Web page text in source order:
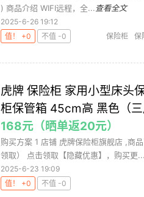
) 商品介绍 WIFI远程，全... 查看全文
2025-6-26 19:12
值！ +0
不值 -0 保险柜 保
虎牌 保险柜 家用小型床头
柜保管箱 45cm高 黑色（
168元（晒单返20元）
购买方案 1 店铺 虎牌保险柜旗舰店 ,商
领取） 点击领取【隐藏优惠】，购买更
2025-6-23 19:09
值！ +0
不值 -0